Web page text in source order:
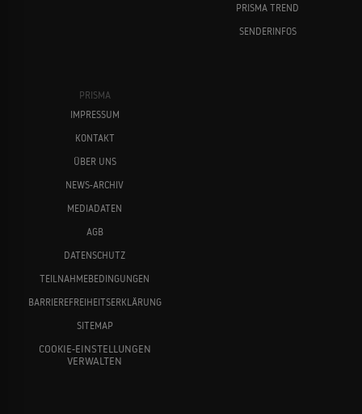
PRISMA TREND
SENDERINFOS
PRISMA
IMPRESSUM
KONTAKT
ÜBER UNS
NEWS-ARCHIV
MEDIADATEN
AGB
DATENSCHUTZ
TEILNAHMEBEDINGUNGEN
BARRIEREFREIHEITSERKLÄRUNG
SITEMAP
COOKIE-EINSTELLUNGEN
VERWALTEN